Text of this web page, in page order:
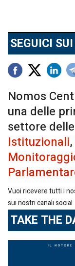
SEGUICI
Nomos
una delle
settore delle
Istituzionali,
Vuoi ricevere tutti i
sui nostri canali social
TAKE THE